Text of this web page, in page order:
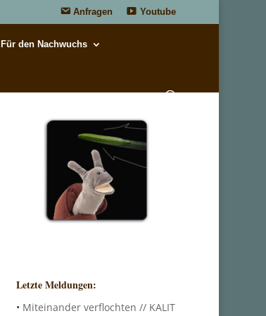
Anfragen Youtube
Für den Nachwuchs
Letzte Meldungen:
• Miteinander verflochten // KALIT